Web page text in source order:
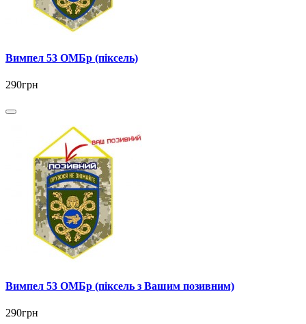
Вимпел 53 ОМБр (піксель)
290грн
Вимпел 53 ОМБр (піксель з Вашим позивним)
290грн